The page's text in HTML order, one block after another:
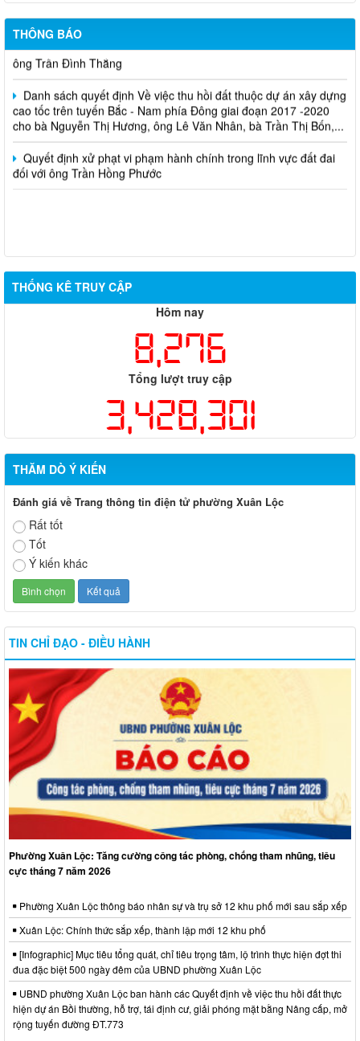
THÔNG BÁO
Cuộc thi trực tuyến tìm hiểu pháp luật năm 2026.
Niêm yết công khai về việc mất Giấy chứng nhận đã cấp cho
ông Trần Đình Thắng
Danh sách quyết định Về việc thu hồi đất thuộc dự án xây dựng
cao tốc trên tuyến Bắc - Nam phía Đông giai đoạn 2017 -2020
cho bà Nguyễn Thị Hương, ông Lê Văn Nhân, bà Trần Thị Bốn,...
Quyết định xử phạt vi phạm hành chính trong lĩnh vực đất đai
đối với ông Trần Hồng Phước
THỐNG KÊ TRUY CẬP
Hôm nay
8,276
Tổng lượt truy cập
3,428,301
THĂM DÒ Ý KIẾN
Đánh giá về Trang thông tin điện tử phường Xuân Lộc
Rất tốt
Tốt
Ý kiến khác
TIN CHỈ ĐẠO - ĐIỀU HÀNH
Phường Xuân Lộc: Tăng cường công tác phòng, chống tham nhũng, tiêu
cực tháng 7 năm 2026
Phường Xuân Lộc thông báo nhân sự và trụ sở 12 khu phố mới sau sắp xếp
Xuân Lộc: Chính thức sắp xếp, thành lập mới 12 khu phố
[Infographic] Mục tiêu tổng quát, chỉ tiêu trọng tâm, lộ trình thực hiện đợt thi
đua đặc biệt 500 ngày đêm của UBND phường Xuân Lộc
UBND phường Xuân Lộc ban hành các Quyết định về việc thu hồi đất thực
hiện dự án Bồi thường, hỗ trợ, tái định cư, giải phóng mặt bằng Nâng cấp, mở
rộng tuyến đường ĐT.773